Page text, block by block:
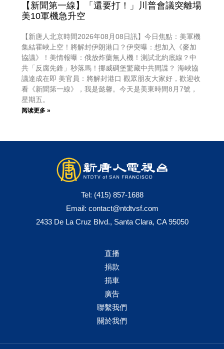
【新聞第一線】「還要打！」川普會議突離場
美10軍機急升空
【新唐人北京時間2026年08月08日訊】今日焦點：美軍機
集結霍峽上空！將解封伊朗港口？伊突曝：想加入《麥加
協議》！美情報曝：俄放炸藥無人機！測試北約底線？中
共「反腐先鋒」秒落馬！挪威碉堡驚藏中共間諜？ 海峽協
議達成在即 美官員：將解封港口 觀眾朋友大家好，歡迎收
看《新聞第一線》，我是懿馨。今天是美東時間8月7號，
星期五。
阅读更多 »
Tel: (415) 857-1688
Email: contact@ntdtvsf.com
2433 De La Cruz Blvd., Santa Clara, CA 95050
直播
捐款
捐車
廣告
聯繫我們
關於我們